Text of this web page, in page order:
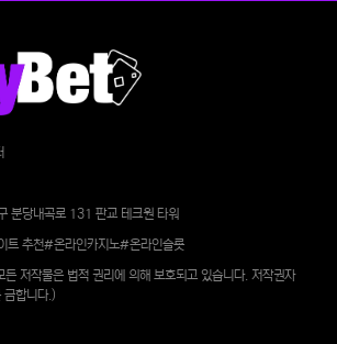
분당내곡로 131 판교 테크원 타워
트 추천#온라인카지노#온라인슬롯
저작물은 법적 권리에 의해 보호되고 있습니다. 저작권자
금합니다.)